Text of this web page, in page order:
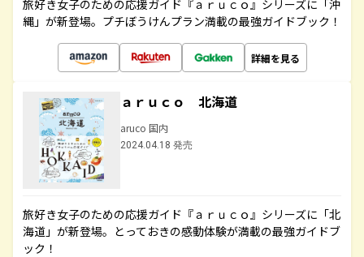
旅好き女子のための応援ガイド『ａｒｕｃｏ』シリーズに「沖
縄」が新登場。プチぼうけんプラン満載の最強ガイドブック！
詳細を見る
ａｒｕｃｏ 北海道
aruco 国内
2024.04.18 発売
旅好き女子のための応援ガイド『ａｒｕｃｏ』シリーズに「北
海道」が新登場。とっておきの感動体験が満載の最強ガイドブ
ック！